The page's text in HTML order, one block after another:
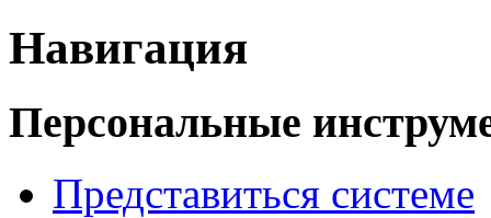
Навигация
Персональные
Представиться системе